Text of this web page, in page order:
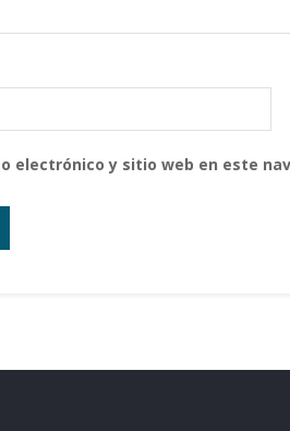
electrónico y sitio web en este